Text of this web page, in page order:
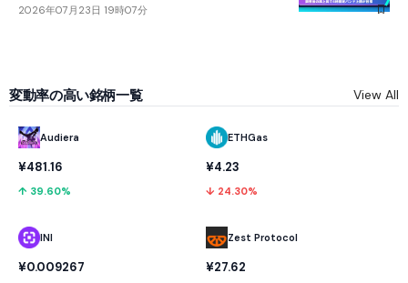
2026年07月23日 19時07分
変動率の高い銘柄一覧 View All
Audiera
¥481.16
↑ 39.60%
INI
¥0.009267
ETHGas
¥4.23
↓ 24.30%
Zest Protocol
¥27.62